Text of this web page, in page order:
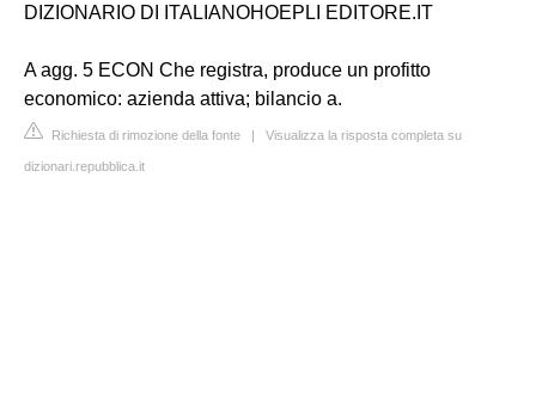
DIZIONARIO DI ITALIANOHOEPLI EDITORE.IT
A agg. 5 ECON Che registra, produce un profitto
economico: azienda attiva; bilancio a.
Richiesta di rimozione della fonte | Visualizza la risposta completa su
dizionari.repubblica.it